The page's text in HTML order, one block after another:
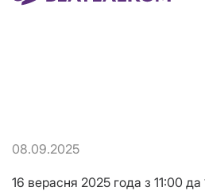
08.09.2025
16 верасня 2025 года з 11:00